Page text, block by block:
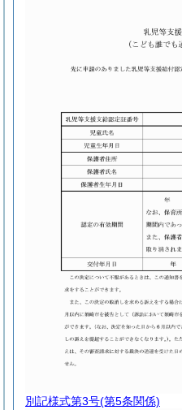
別記様式第3号(第5条関係)